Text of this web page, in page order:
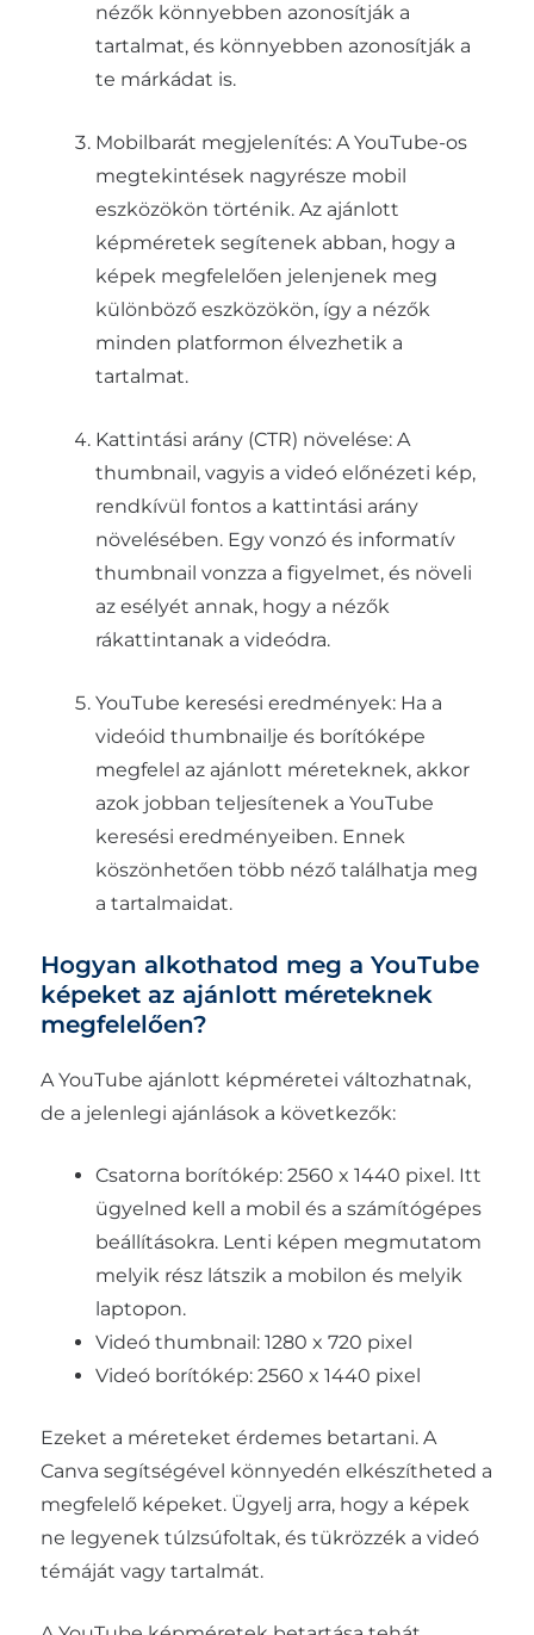
nézők könnyebben azonosítják a
tartalmat, és könnyebben azonosítják a
te márkádat is.
Mobilbarát megjelenítés: A YouTube-os
megtekintések nagyrésze mobil
eszközökön történik. Az ajánlott
képméretek segítenek abban, hogy a
képek megfelelően jelenjenek meg
különböző eszközökön, így a nézők
minden platformon élvezhetik a
tartalmat.
Kattintási arány (CTR) növelése: A
thumbnail, vagyis a videó előnézeti kép,
rendkívül fontos a kattintási arány
növelésében. Egy vonzó és informatív
thumbnail vonzza a figyelmet, és növeli
az esélyét annak, hogy a nézők
rákattintanak a videódra.
YouTube keresési eredmények: Ha a
videóid thumbnailje és borítóképe
megfelel az ajánlott méreteknek, akkor
azok jobban teljesítenek a YouTube
keresési eredményeiben. Ennek
köszönhetően több néző találhatja meg
a tartalmaidat.
Hogyan alkothatod meg a YouTube
képeket az ajánlott méreteknek
megfelelően?
A YouTube ajánlott képméretei változhatnak,
de a jelenlegi ajánlások a következők:
Csatorna borítókép: 2560 x 1440 pixel. Itt
ügyelned kell a mobil és a számítógépes
beállításokra. Lenti képen megmutatom
melyik rész látszik a mobilon és melyik
laptopon.
Videó thumbnail: 1280 x 720 pixel
Videó borítókép: 2560 x 1440 pixel
Ezeket a méreteket érdemes betartani. A
Canva segítségével könnyedén elkészítheted a
megfelelő képeket. Ügyelj arra, hogy a képek
ne legyenek túlzsúfoltak, és tükrözzék a videó
témáját vagy tartalmát.